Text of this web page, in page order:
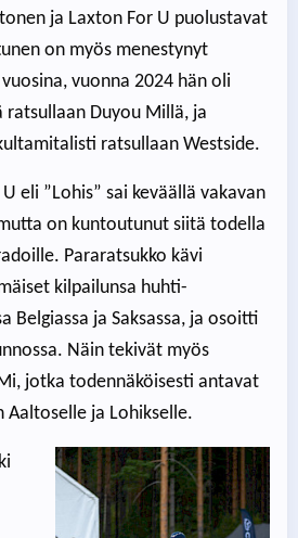
ja Laxton For U puolustavat
on myös menestynyt
vuonna 2024 hän oli
ratsullaan Duyou Millä, ja
ratsullaan Westside.
eli ”Lohis” sai keväällä vakavan
on kuntoutunut siitä todella
Pararatsukko kävi
kilpailunsa huhti-
Belgiassa ja Saksassa, ja osoitti
Näin tekivät myös
jotka todennäköisesti antavat
Aaltoselle ja Lohikselle.